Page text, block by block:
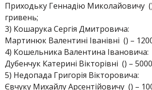
Приходьку Геннадію Миколайовичу
гривень;
3) Кошарука Сергія Дмитровича:
Мартинюк Валентині Іванівні () –
4) Кошельника Валентина Івановича:
Дубенчук Катерині Вікторівні () –
5) Недопада Григорія Вікторовича:
Євчуку Михайлу Арсентійовичу () –